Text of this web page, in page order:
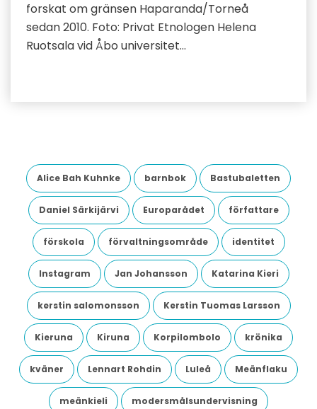
forskat om gränsen Haparanda/Torneå
sedan 2010. Foto: Privat Etnologen Helena
Ruotsala vid Åbo universitet…
Alice Bah Kuhnke barnbok Bastubaletten
Daniel Särkijärvi Europarådet författare
förskola förvaltningsområde identitet
Instagram Jan Johansson Katarina Kieri
kerstin salomonsson Kerstin Tuomas Larsson
Kieruna Kiruna Korpilombolo krönika
kväner Lennart Rohdin Luleå Meänflaku
meänkieli modersmålsundervisning